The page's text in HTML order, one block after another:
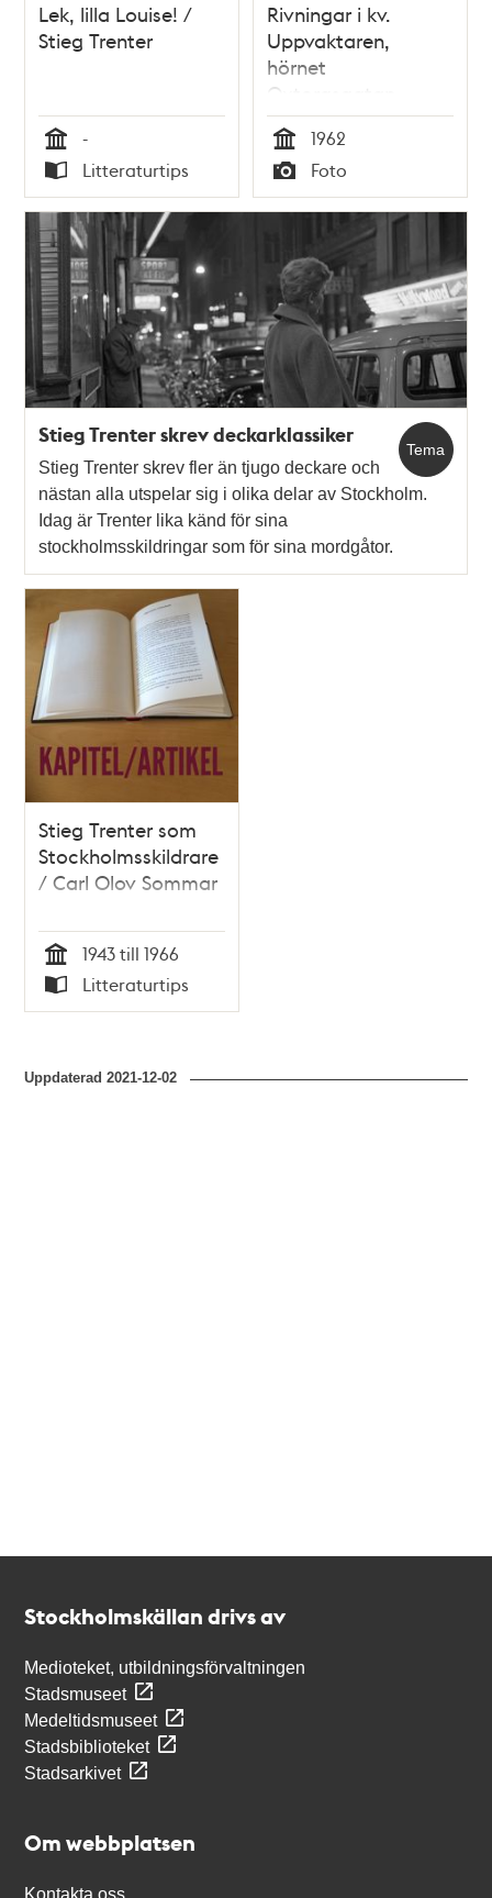
Lek, lilla Louise! /
Stieg Trenter
Tid
-
Typ
Litteraturtips
Rivningar i kv.
Uppvaktaren,
hörnet
Oxtorgsgatan -
Malmskillnadsgatan.
I bakgrunden de
båda Kungstornen
Tid
1962
Typ
Foto
Tema
Stieg Trenter skrev deckarklassiker
Stieg Trenter skrev fler än tjugo deckare och
nästan alla utspelar sig i olika delar av Stockholm.
Idag är Trenter lika känd för sina
stockholmsskildringar som för sina mordgåtor.
Stieg Trenter som
Stockholmsskildrare
/ Carl Olov Sommar
Tid
1943 till 1966
Typ
Litteraturtips
Uppdaterad2021-12-02
Stockholmskällan drivs av
Medioteket, utbildningsförvaltningen
Stadsmuseet
Medeltidsmuseet
Stadsbiblioteket
Stadsarkivet
Om webbplatsen
Kontakta oss